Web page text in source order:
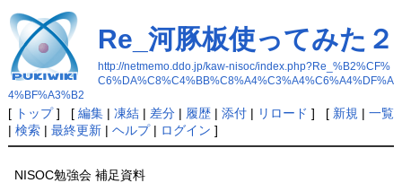
Re_河豚板使ってみた２
http://netmemo.ddo.jp/kaw-nisoc/index.php?Re_%B2%CF%
C6%DA%C8%C4%BB%C8%A4%C3%A4%C6%A4%DF%A
4%BF%A3%B2
[ トップ] [ 編集| 凍結| 差分| 履歴| 添付| リロード ] [ 新規 | 一覧
| 検索| 最終更新| ヘルプ| ログイン ]
NISOC勉強会 補足資料